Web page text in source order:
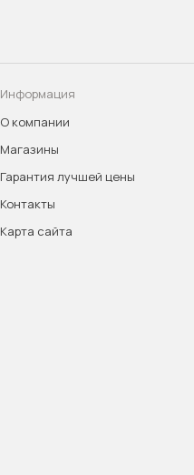
Информация
О компании
Магазины
Гарантия лучшей цены
Контакты
Карта сайта